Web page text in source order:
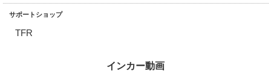
サポートショップ
TFR
インカー動画